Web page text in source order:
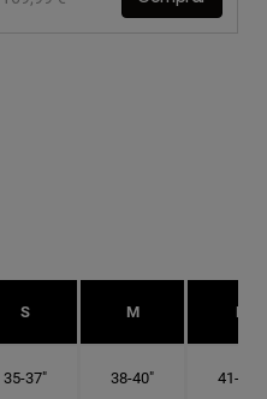
S M L
35-37" 38-40" 41-43"